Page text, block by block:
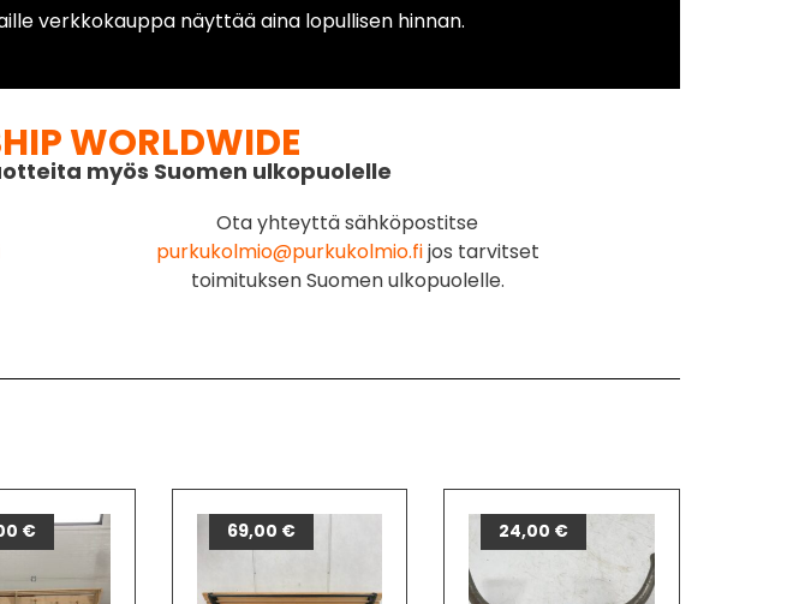
verkkokauppa näyttää aina lopullisen hinnan.
WORLDWIDE
myös Suomen ulkopuolelle
Ota yhteyttä sähköpostitse
purkukolmio@purkukolmio.fijos tarvitset
toimituksen Suomen ulkopuolelle.
€ 69,00 € 24,00 €